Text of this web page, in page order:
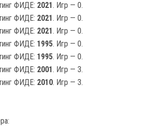
ФИДЕ: 2021. Игр — 0.
ФИДЕ: 2021. Игр — 0.
ФИДЕ: 2021. Игр — 0.
ФИДЕ: 1995. Игр — 0.
ФИДЕ: 1995. Игр — 0.
ФИДЕ: 2001. Игр — 3.
ФИДЕ: 2010. Игр — 3.